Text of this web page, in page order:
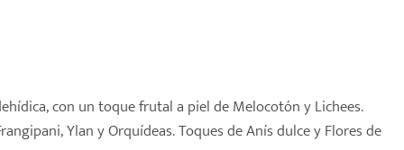
con un toque frutal a piel de Melocotón y Lichees.
Ylan y Orquídeas. Toques de Anís dulce y Flores de